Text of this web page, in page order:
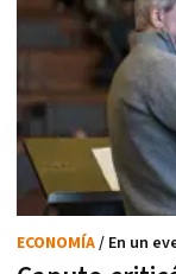
ECONOMÍA/ En un